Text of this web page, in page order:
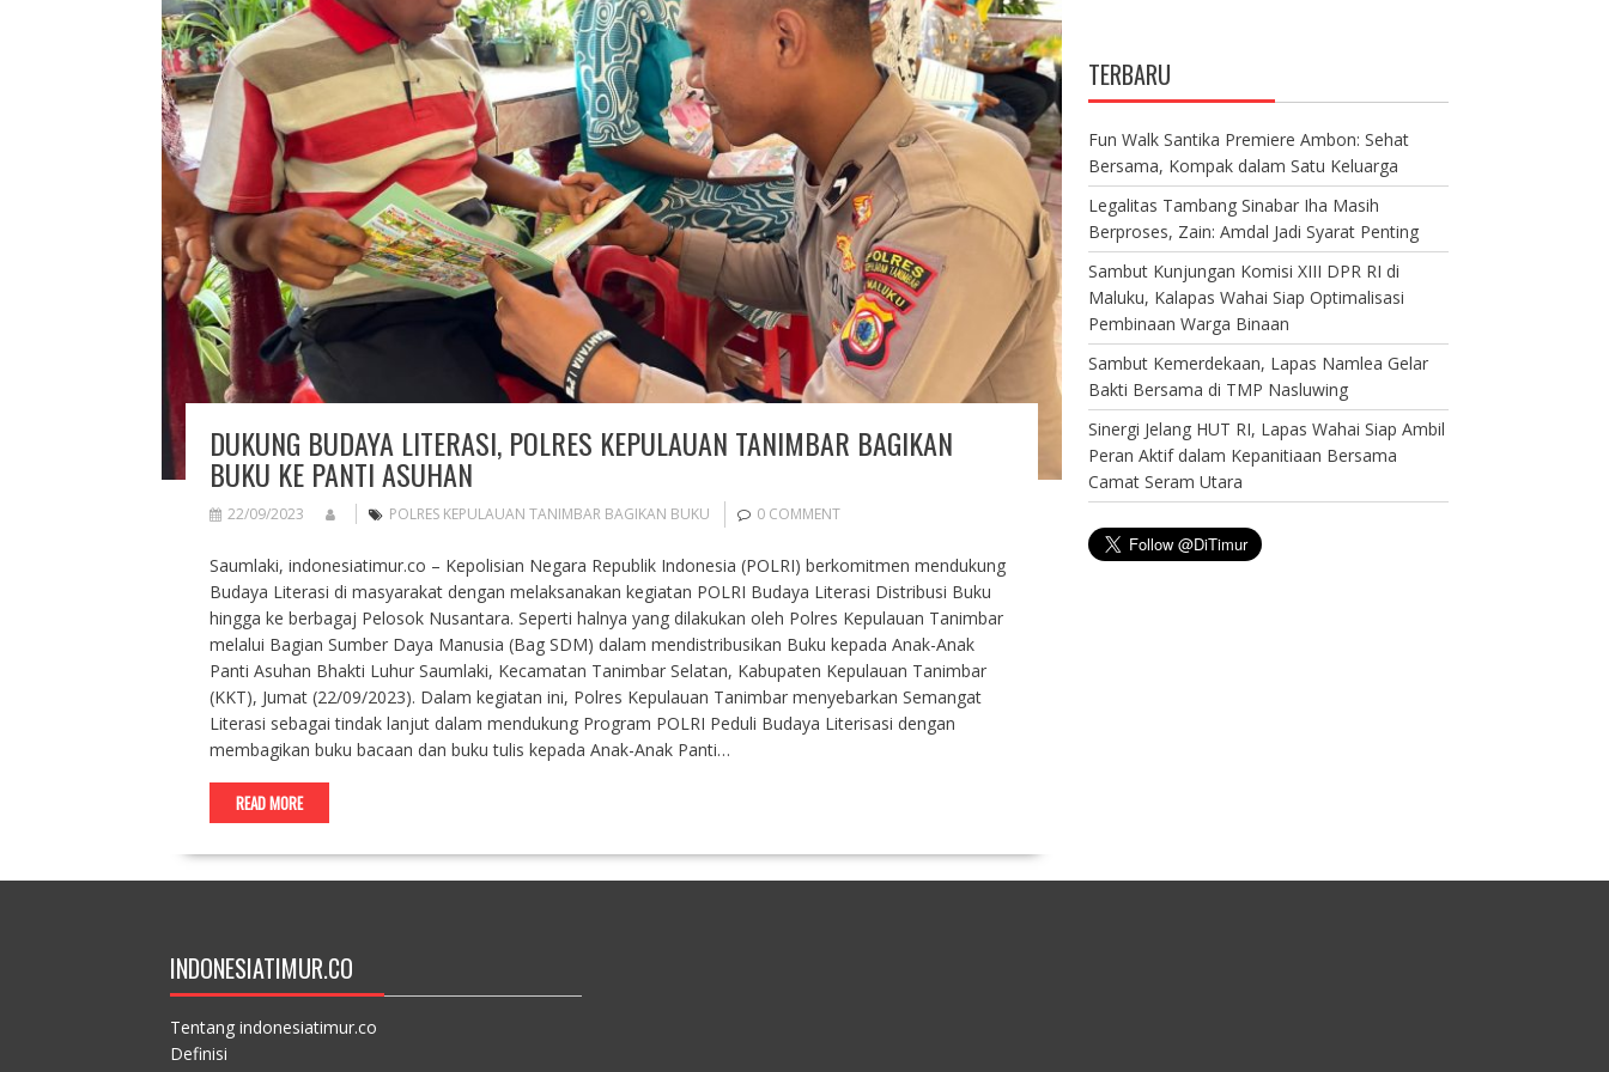
DUKUNG BUDAYA LITERASI, POLRES KEPULAUAN TANIMBAR BAGIKAN
BUKU KE PANTI ASUHAN
22/09/2023 POLRES KEPULAUAN TANIMBAR BAGIKAN BUKU 0 COMMENT
Saumlaki, indonesiatimur.co – Kepolisian Negara Republik Indonesia (POLRI) berkomitmen mendukung
Budaya Literasi di masyarakat dengan melaksanakan kegiatan POLRI Budaya Literasi Distribusi Buku
hingga ke berbagaj Pelosok Nusantara. Seperti halnya yang dilakukan oleh Polres Kepulauan Tanimbar
melalui Bagian Sumber Daya Manusia (Bag SDM) dalam mendistribusikan Buku kepada Anak-Anak
Panti Asuhan Bhakti Luhur Saumlaki, Kecamatan Tanimbar Selatan, Kabupaten Kepulauan Tanimbar
(KKT), Jumat (22/09/2023). Dalam kegiatan ini, Polres Kepulauan Tanimbar menyebarkan Semangat
Literasi sebagai tindak lanjut dalam mendukung Program POLRI Peduli Budaya Literisasi dengan
membagikan buku bacaan dan buku tulis kepada Anak-Anak Panti…
READ MORE
TERBARU
Fun Walk Santika Premiere Ambon: Sehat
Bersama, Kompak dalam Satu Keluarga
Legalitas Tambang Sinabar Iha Masih
Berproses, Zain: Amdal Jadi Syarat Penting
Sambut Kunjungan Komisi XIII DPR RI di
Maluku, Kalapas Wahai Siap Optimalisasi
Pembinaan Warga Binaan
Sambut Kemerdekaan, Lapas Namlea Gelar
Bakti Bersama di TMP Nasluwing
Sinergi Jelang HUT RI, Lapas Wahai Siap Ambil
Peran Aktif dalam Kepanitiaan Bersama
Camat Seram Utara
INDONESIATIMUR.CO
Tentang indonesiatimur.co
Definisi